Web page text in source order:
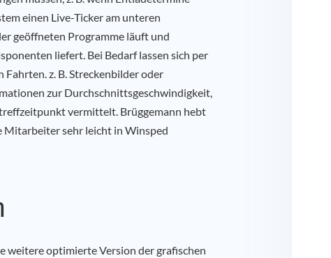
einen Live-Ticker am unteren
geöffneten Programme läuft und
liefert. Bei Bedarf lassen sich per
z. B. Streckenbilder oder
zur Durchschnittsgeschwindigkeit,
vermittelt. Brüggemann hebt
Mitarbeiter sehr leicht in Winsped
weitere optimierte Version der grafischen